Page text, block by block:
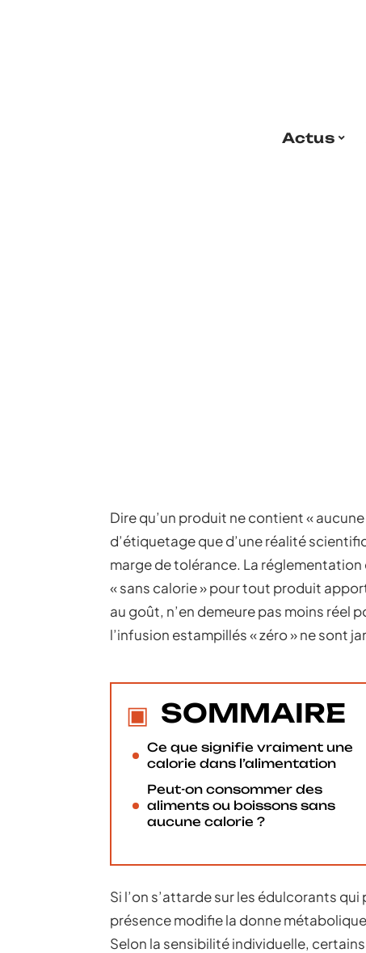
Actus
Dire qu’un produit ne contient «
d’étiquetage que d’une réalité
marge de tolérance. La
« sans calorie » pour tout produit
au goût, n’en demeure pas moins réel
l’infusion estampillés « zéro » ne sont
SOMMAIRE
Ce que signifie vraiment une
calorie dans l’alimentation
Peut-on consommer des
aliments ou boissons sans
aucune calorie ?
Si l’on s’attarde sur les édulcorants
présence modifie la donne
Selon la sensibilité individuelle,